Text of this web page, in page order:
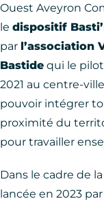
Ouest Aveyron
le dispositif
par l’association
Bastide qui le
2021 au centre-
pouvoir intégrer
proximité du
pour travailler
Dans le cadre de
lancée en 2023